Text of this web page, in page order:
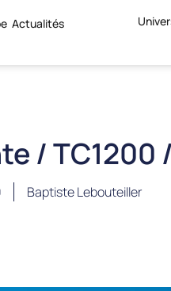
Actualités
/ TC1200
Baptiste Lebouteiller